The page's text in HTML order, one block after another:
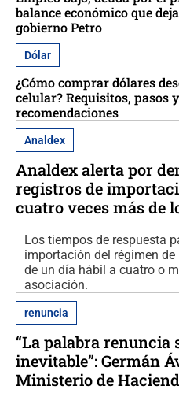
balance económico que
gobierno Petro
Dólar
¿Cómo comprar dólares
celular? Requisitos, pasos y
recomendaciones
Analdex
Analdex alerta por
registros de
cuatro veces más de
Los tiempos de respuesta
importación del régimen
de un día hábil a cuatro o
asociación.
renuncia
“La palabra renuncia
inevitable”: Germán
Ministerio de